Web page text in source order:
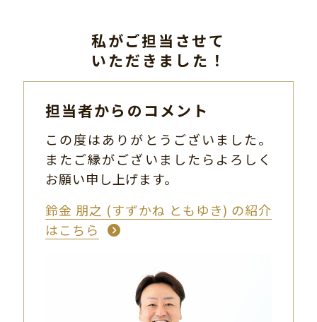
私がご担当させて
いただきました！
担当者からのコメント
この度はありがとうございました。
またご縁がございましたらよろしく
お願い申し上げます。
鈴金 朋之 (すずかね ともゆき) の紹介
はこちら